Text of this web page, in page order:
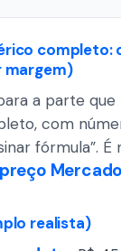
margem)
a parte que
com
fórmula”.
realista)